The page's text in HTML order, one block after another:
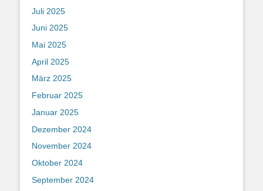
Juli 2025
Juni 2025
Mai 2025
April 2025
März 2025
Februar 2025
Januar 2025
Dezember 2024
November 2024
Oktober 2024
September 2024